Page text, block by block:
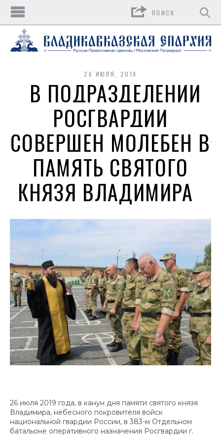
26 ИЮЛЯ, 2019
В ПОДРАЗДЕЛЕНИИ
РОСГВАРДИИ
СОВЕРШЕН МОЛЕБЕН В
ПАМЯТЬ СВЯТОГО
КНЯЗЯ ВЛАДИМИРА
26 июля 2019 года, в канун дня памяти святого князя
Владимира, небесного покровителя войск
национальной гвардии России, в 383-м Отдельном
батальоне оперативного назначения Росгвардии г.